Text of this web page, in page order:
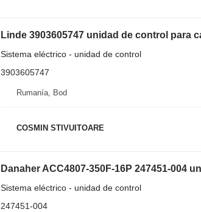
Linde 3903605747 unidad de control para
Sistema eléctrico - unidad de control
3903605747
Rumanía, Bod
COSMIN STIVUITOARE
Danaher ACC4807-350F-16P 247451-004
Sistema eléctrico - unidad de control
247451-004